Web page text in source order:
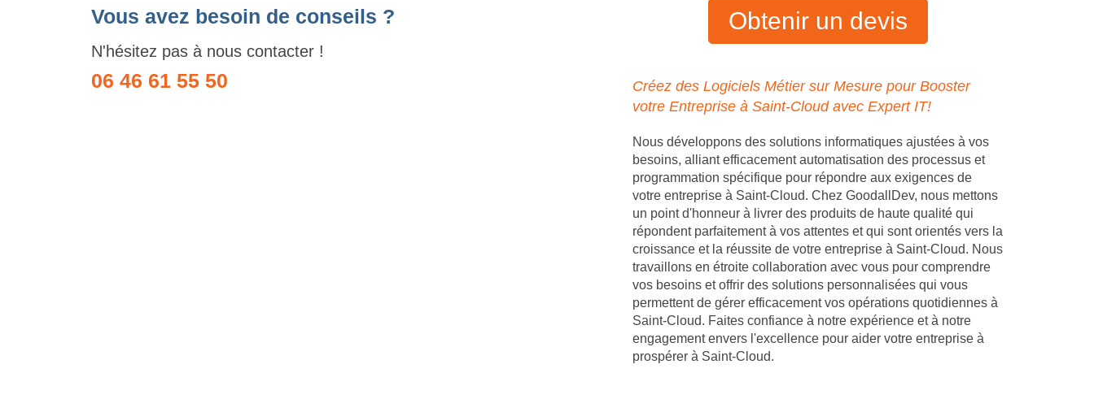
Vous avez besoin de conseils ?
N'hésitez pas à nous contacter !
06 46 61 55 50
Obtenir un devis
Créez des Logiciels Métier sur Mesure pour Booster
votre Entreprise à Saint-Cloud avec Expert IT!
Nous développons des solutions informatiques ajustées à vos
besoins, alliant efficacement automatisation des processus et
programmation spécifique pour répondre aux exigences de
votre entreprise à Saint-Cloud. Chez GoodallDev, nous mettons
un point d'honneur à livrer des produits de haute qualité qui
répondent parfaitement à vos attentes et qui sont orientés vers la
croissance et la réussite de votre entreprise à Saint-Cloud. Nous
travaillons en étroite collaboration avec vous pour comprendre
vos besoins et offrir des solutions personnalisées qui vous
permettent de gérer efficacement vos opérations quotidiennes à
Saint-Cloud. Faites confiance à notre expérience et à notre
engagement envers l'excellence pour aider votre entreprise à
prospérer à Saint-Cloud.